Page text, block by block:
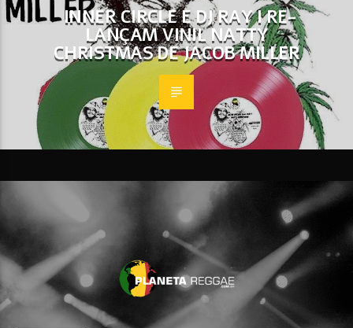
INNER CIRCLE E DJ RAY I RE-
LANÇAM VINIL NATTY
CHRISTMAS DE JACOB MILLER